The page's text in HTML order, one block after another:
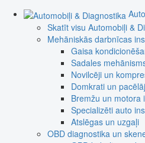
Skatīt visu Automobiļi &
Mehāniskās darbnīcas
Gaisa
Sadales
Novilcēji un
Domkrati un
Bremžu un motora
Specializēti auto
Atslēgas un uzgaļi
OBD diagnostika un